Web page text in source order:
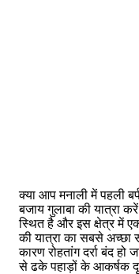
क्या आप मनाली में पहली
बजाय गुलाबा की यात्रा
स्थित है और इस क्षेत्र में
की यात्रा का सबसे अच्छा
कारण रोहतांग दर्रा बंद
से ढके पहाड़ों के आकर्षक